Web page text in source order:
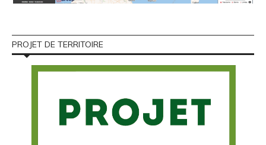
PROJET DE TERRITOIRE